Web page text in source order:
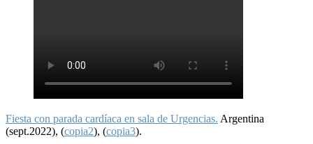
Fiesta con parada cardíaca en sala de Urgencias. Argentina
(sept.2022), (copia2), (copia3).